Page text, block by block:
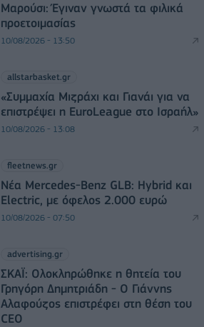
Μαρούσι: Έγιναν γνωστά τα φιλικά
προετοιμασίας
10/08/2026 - 13:50
allstarbasket.gr
«Συμμαχία Μιζράχι και Γιανάι για να
επιστρέψει η EuroLeague στο Ισραήλ»
10/08/2026 - 13:08
fleetnews.gr
Νέα Mercedes-Benz GLB: Hybrid και
Electric, με όφελος 2.000 ευρώ
10/08/2026 - 07:50
advertising.gr
ΣΚΑΪ: Ολοκληρώθηκε η θητεία του
Γρηγόρη Δημητριάδη - Ο Γιάννης
Αλαφούζος επιστρέφει στη θέση του
CEO